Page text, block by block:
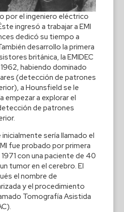
por el ingeniero eléctrico
ingresó a trabajar a EMI
dedicó su tiempo a
desarrollo la primera
británica, la EMIDEC
habiendo dominado
(detección de patrones
a Hounsfield se le
empezar a explorar el
de patrones
sería llamado el
fue probado por primera
con una paciente de 40
tumor en el cerebro. El
el nombre de
y el procedimiento
Tomografía Asistida